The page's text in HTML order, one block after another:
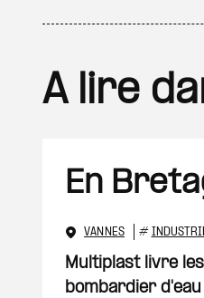
A lire
En
VANNES #
Multiplast livre
bombardier